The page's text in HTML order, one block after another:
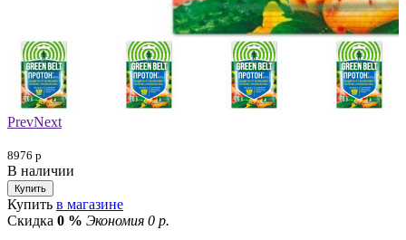
PrevNext
8976 р
В наличии
Купить в магазине
Скидка 0 % Экономия 0 р.